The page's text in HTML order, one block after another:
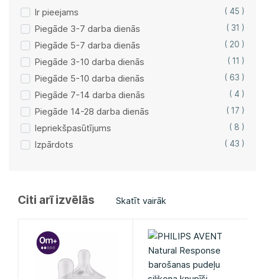
Ir pieejams
( 45 )
Piegāde 3-7 darba dienās ( 31 )
Piegāde 5-7 darba dienās ( 20 )
Piegāde 3-10 darba dienās ( 11 )
Piegāde 5-10 darba dienās ( 63 )
Piegāde 7-14 darba dienās ( 4 )
Piegāde 14-28 darba dienās ( 17 )
Iepriekšpasūtījums ( 8 )
Izpārdots ( 43 )
Citi arī izvēlās Skatīt vairāk